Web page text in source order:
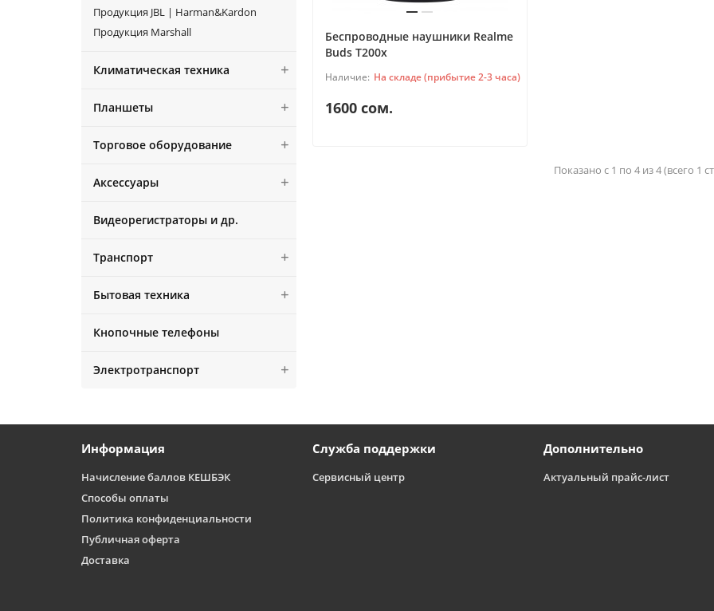
Продукция JBL | Harman&Kardon
Продукция Marshall
Климатическая техника
Планшеты
Торговое оборудование
Аксессуары
Видеорегистраторы и др.
Транспорт
Бытовая техника
Кнопочные телефоны
Электротранспорт
Беспроводные наушники Realme
Buds T200x
На складе (прибытие 2-3 часа)
1600 сом.
Показано с 1 по 4 из 4 (всего 1
Информация
Начисление баллов КЕШБЭК
Способы оплаты
Политика конфиденциальности
Публичная оферта
Доставка
Служба поддержки
Сервисный центр
Дополнительно
Актуальный прайс-лист